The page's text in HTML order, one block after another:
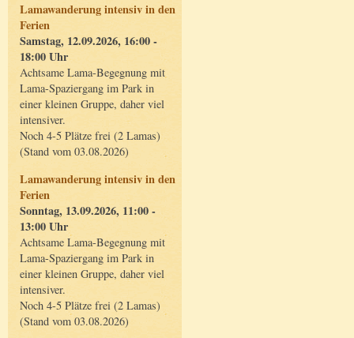
Lamawanderung intensiv in den
Ferien
Samstag, 12.09.2026, 16:00 -
18:00 Uhr
Achtsame Lama-Begegnung mit
Lama-Spaziergang im Park in
einer kleinen Gruppe, daher viel
intensiver.
Noch 4-5 Plätze frei (2 Lamas)
(Stand vom 03.08.2026)
Lamawanderung intensiv in den
Ferien
Sonntag, 13.09.2026, 11:00 -
13:00 Uhr
Achtsame Lama-Begegnung mit
Lama-Spaziergang im Park in
einer kleinen Gruppe, daher viel
intensiver.
Noch 4-5 Plätze frei (2 Lamas)
(Stand vom 03.08.2026)